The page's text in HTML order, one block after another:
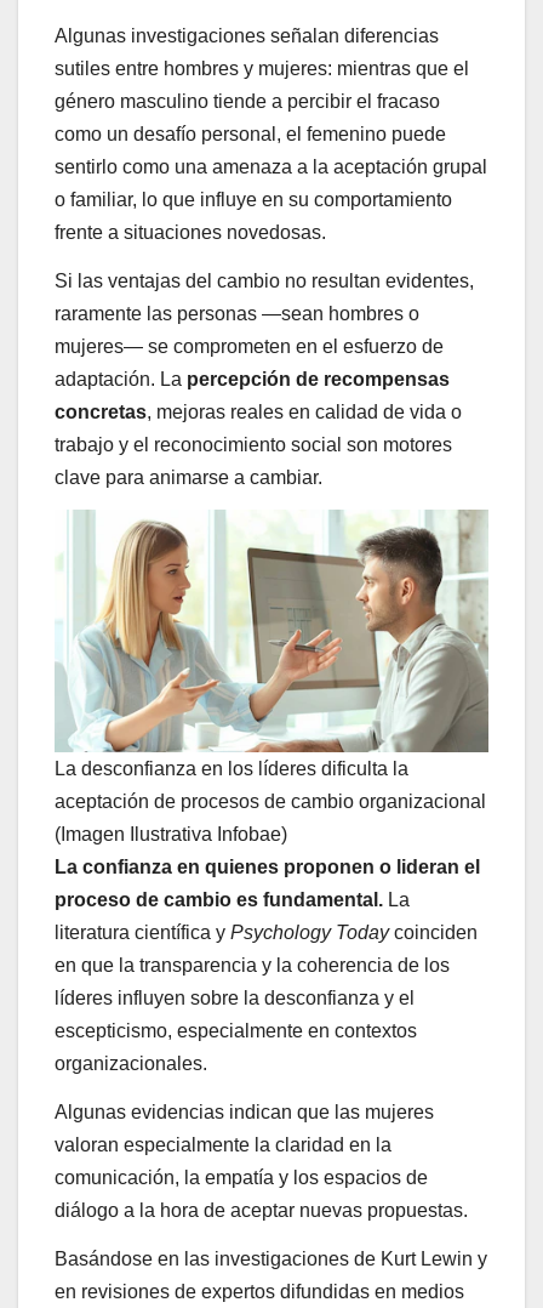
Algunas investigaciones señalan diferencias
sutiles entre hombres y mujeres: mientras que el
género masculino tiende a percibir el fracaso
como un desafío personal, el femenino puede
sentirlo como una amenaza a la aceptación grupal
o familiar, lo que influye en su comportamiento
frente a situaciones novedosas.
Si las ventajas del cambio no resultan evidentes,
raramente las personas —sean hombres o
mujeres— se comprometen en el esfuerzo de
adaptación. La percepción de recompensas
concretas, mejoras reales en calidad de vida o
trabajo y el reconocimiento social son motores
clave para animarse a cambiar.
La desconfianza en los líderes dificulta la
aceptación de procesos de cambio organizacional
(Imagen Ilustrativa Infobae)
La confianza en quienes proponen o lideran el
proceso de cambio es fundamental. La
literatura científica y Psychology Todaycoinciden
en que la transparencia y la coherencia de los
líderes influyen sobre la desconfianza y el
escepticismo, especialmente en contextos
organizacionales.
Algunas evidencias indican que las mujeres
valoran especialmente la claridad en la
comunicación, la empatía y los espacios de
diálogo a la hora de aceptar nuevas propuestas.
Basándose en las investigaciones de Kurt Lewin y
en revisiones de expertos difundidas en medios